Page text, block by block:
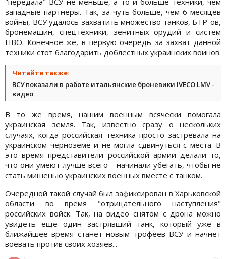
западные партнеры. Так, за чуть больше, чем 6 месяцев
войны, ВСУ удалось захватить множество танков, БТР-ов,
бронемашин, спецтехники, зенитных орудий и систем
ПВО. Конечное же, в первую очередь за захват данной
техники стот благодарить доблестных украинских воинов.
Читайте также:
ВСУ показали в работе итальянские броневики IVECO LMV -
видео
В то же время, нашим военным всячески помогала
украинская земля. Так, известно сразу о нескольких
случаях, когда российская техника просто застревала на
украинском черноземе и не могла сдвинуться с места. В
это время представители российской армии делали то,
что они умеют лучше всего - начинали убегать, чтобы не
стать мишенью украинских военных вместе с танком.
Очередной такой случай был зафиксирован в Харьковской
области во время "отрицательного наступления"
российских войск. Так, на видео снятом с дрона можно
увидеть еще один застрявший танк, который уже в
ближайшее время станет новым трофеев ВСУ и начнет
воевать против своих хозяев...